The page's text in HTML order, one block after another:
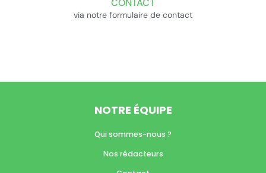
via notre formulaire de contact
NOTRE ÉQUIPE
Qui sommes-nous ?
Nos rédacteurs